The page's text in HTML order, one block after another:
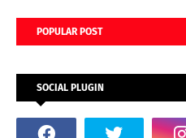
POPULAR POST
SOCIAL PLUGIN